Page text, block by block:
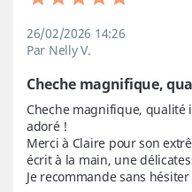
26/02/2026 14:26
Par Nelly V.
Cheche magnifique,
Cheche magnifique,
adoré !
Merci à Claire pour son
écrit à la main, une
Je recommande sans hésiter